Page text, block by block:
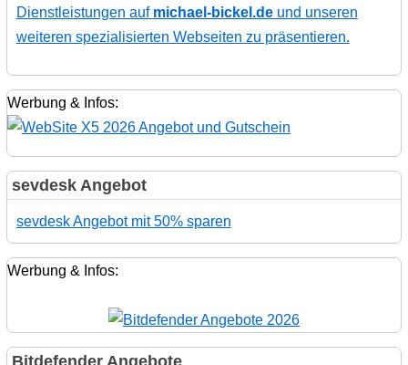
Dienstleistungen auf michael-bickel.deund unseren
weiteren spezialisierten Webseiten zu präsentieren.
Werbung & Infos:
sevdesk Angebot
sevdesk Angebot mit 50% sparen
Werbung & Infos:
Bitdefender Angebote